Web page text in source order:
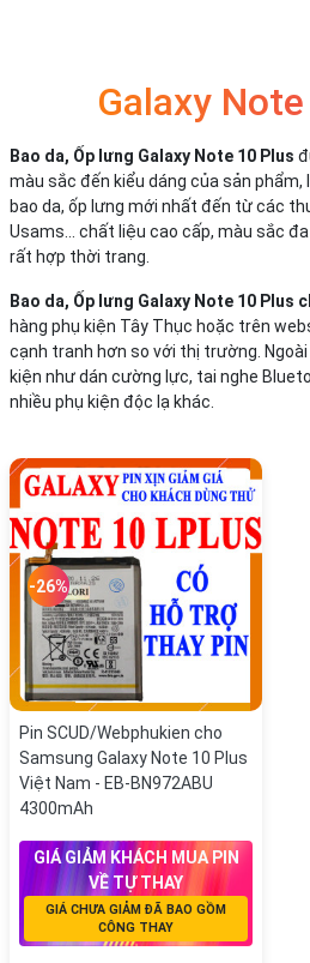
Galaxy
Bao da, Ốp lưng Galaxy Note 10 Plus
màu sắc đến kiểu dáng của sản
bao da, ốp lưng mới nhất đến từ các
Usams... chất liệu cao cấp, màu sắc
rất hợp thời trang.
Bao da, Ốp lưng Galaxy Note 10 Plus
hàng phụ kiện Tây Thục hoặc trên
cạnh tranh hơn so với thị trường.
kiện như dán cường lực, tai nghe
nhiều phụ kiện độc lạ khác.
-26%
Pin SCUD/Webphukien cho
Samsung Galaxy Note 10 Plus
Việt Nam - EB-BN972ABU
4300mAh
GIÁ GIẢM KHÁCH MUA PIN
VỀ TỰ THAY
GIÁ CHƯA GIẢM ĐÃ BAO GỒM
CÔNG THAY